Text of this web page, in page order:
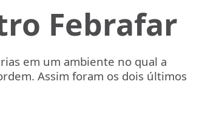
Febrafar
em um ambiente no qual a
Assim foram os dois últimos